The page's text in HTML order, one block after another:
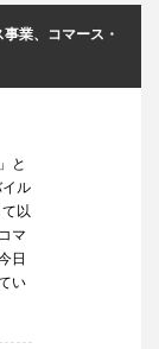
業、コマース・
と
ル
以
マ
日
い